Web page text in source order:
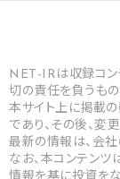
NET-IRは収録コン
切の責任を負うもの
本サイト上に掲載
であり、その後、変
最新の情報は、会
なお、本コンテンツ